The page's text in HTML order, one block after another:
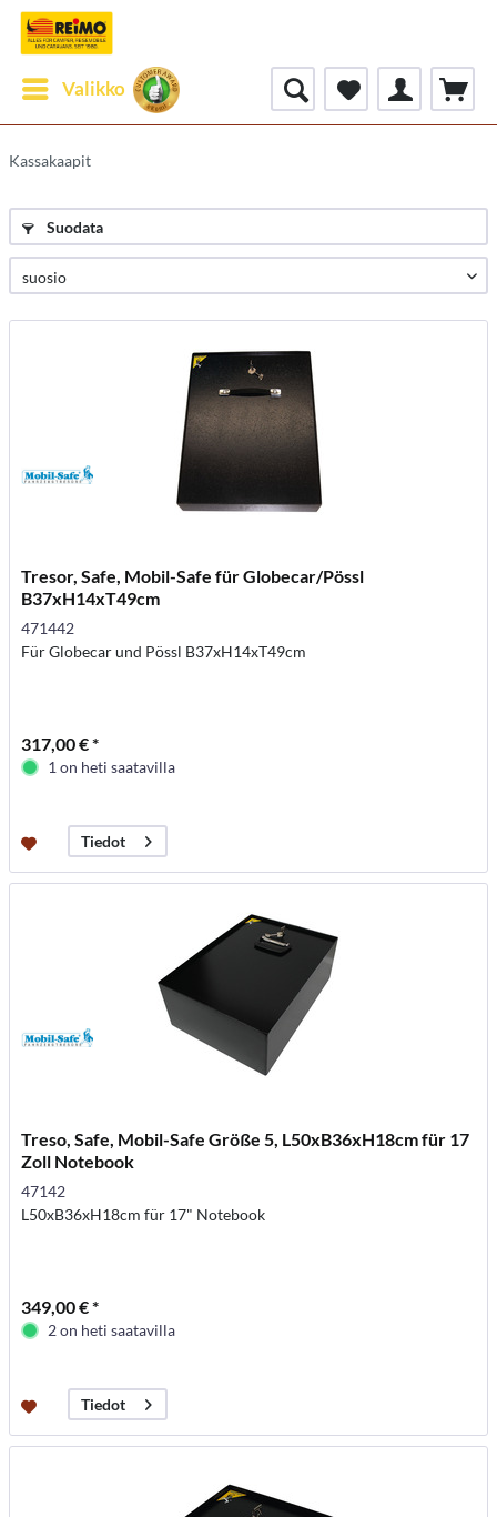
Valikko
Kassakaapit
Suodata
Tresor, Safe, Mobil-Safe für Globecar/Pössl
B37xH14xT49cm
471442
Für Globecar und Pössl B37xH14xT49cm
317,00 € *
1 on heti saatavilla
Tiedot
Treso, Safe, Mobil-Safe Größe 5, L50xB36xH18cm für 17
Zoll Notebook
47142
L50xB36xH18cm für 17" Notebook
349,00 € *
2 on heti saatavilla
Tiedot